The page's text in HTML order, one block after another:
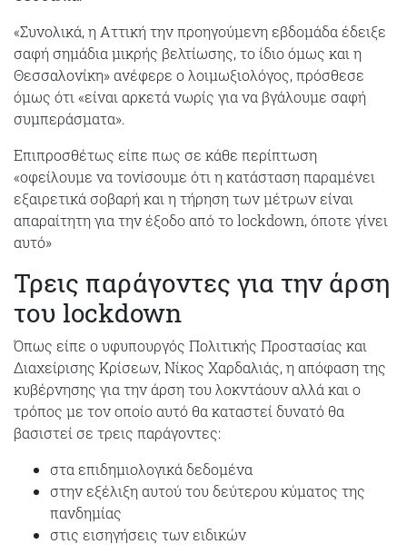
«Συνολικά, η Αττική την προηγούμενη εβδομάδα έδειξε
σαφή σημάδια μικρής βελτίωσης, το ίδιο όμως και η
Θεσσαλονίκη» ανέφερε ο λοιμωξιολόγος, πρόσθεσε
όμως ότι «είναι αρκετά νωρίς για να βγάλουμε σαφή
συμπεράσματα».
Επιπροσθέτως είπε πως σε κάθε περίπτωση
«οφείλουμε να τονίσουμε ότι η κατάσταση παραμένει
εξαιρετικά σοβαρή και η τήρηση των μέτρων είναι
απαραίτητη για την έξοδο από το lockdown, όποτε γίνει
αυτό»
Τρεις παράγοντες για την άρση
του lockdown
Όπως είπε ο υφυπουργός Πολιτικής Προστασίας και
Διαχείρισης Κρίσεων, Νίκος Χαρδαλιάς, η απόφαση της
κυβέρνησης για την άρση του λοκντάουν αλλά και ο
τρόπος με τον οποίο αυτό θα καταστεί δυνατό θα
βασιστεί σε τρεις παράγοντες:
στα επιδημιολογικά δεδομένα
στην εξέλιξη αυτού του δεύτερου κύματος της
πανδημίας
στις εισηγήσεις των ειδικών